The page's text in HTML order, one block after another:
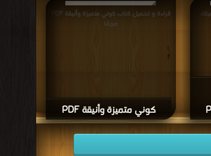
كوني متميزة وأنيقة PDF
قراءة و تحميل كتاب كوني متميزة وأنيقة PDF
مجانا